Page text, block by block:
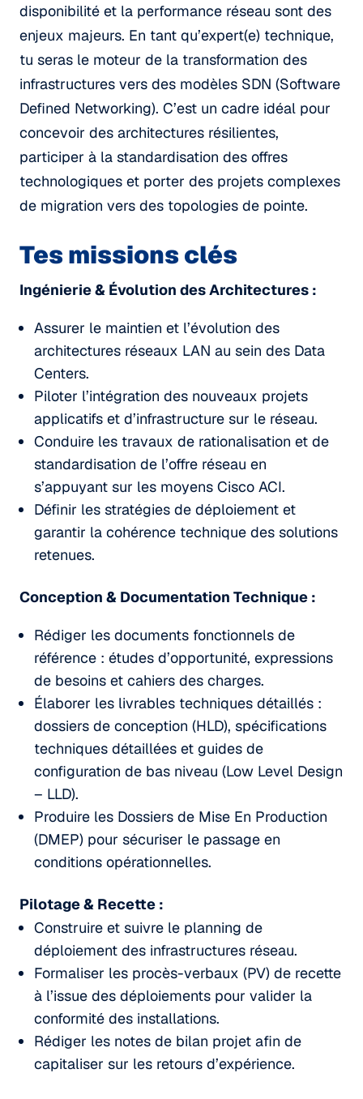
disponibilité et la performance réseau sont des
enjeux majeurs. En tant qu’expert(e) technique,
tu seras le moteur de la transformation des
infrastructures vers des modèles SDN (Software
Defined Networking). C’est un cadre idéal pour
concevoir des architectures résilientes,
participer à la standardisation des offres
technologiques et porter des projets complexes
de migration vers des topologies de pointe.
Tes missions clés
Ingénierie & Évolution des Architectures :
Assurer le maintien et l’évolution des
architectures réseaux LAN au sein des Data
Centers.
Piloter l’intégration des nouveaux projets
applicatifs et d’infrastructure sur le réseau.
Conduire les travaux de rationalisation et de
standardisation de l’offre réseau en
s’appuyant sur les moyens Cisco ACI.
Définir les stratégies de déploiement et
garantir la cohérence technique des solutions
retenues.
Conception & Documentation Technique :
Rédiger les documents fonctionnels de
référence : études d’opportunité, expressions
de besoins et cahiers des charges.
Élaborer les livrables techniques détaillés :
dossiers de conception (HLD), spécifications
techniques détaillées et guides de
configuration de bas niveau (Low Level Design
– LLD).
Produire les Dossiers de Mise En Production
(DMEP) pour sécuriser le passage en
conditions opérationnelles.
Pilotage & Recette :
Construire et suivre le planning de
déploiement des infrastructures réseau.
Formaliser les procès-verbaux (PV) de recette
à l’issue des déploiements pour valider la
conformité des installations.
Rédiger les notes de bilan projet afin de
capitaliser sur les retours d’expérience.